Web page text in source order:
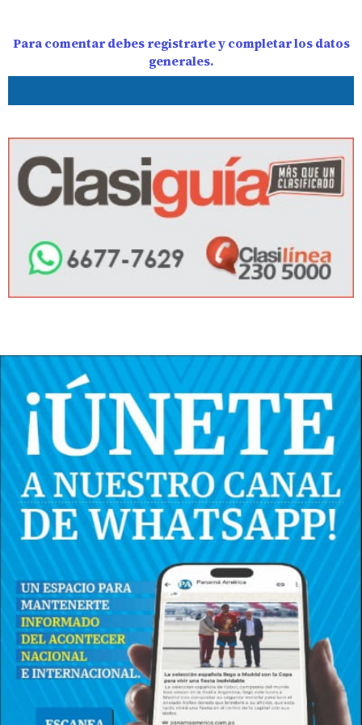
Para comentar debes registrarte y completar los datos
generales.